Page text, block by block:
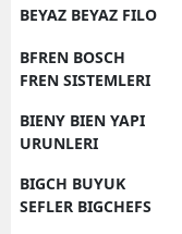
BEYAZ BEYAZ FILO
BFREN BOSCH
FREN SISTEMLERI
BIENY BIEN YAPI
URUNLERI
BIGCH BUYUK
SEFLER BIGCHEFS